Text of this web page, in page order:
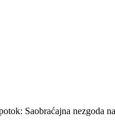
Saobraćajna